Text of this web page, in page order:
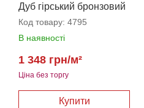
Дуб гірський бронзовий
Код товару: 4795
В наявності
Ціна без торгу
1 348 грн/м²